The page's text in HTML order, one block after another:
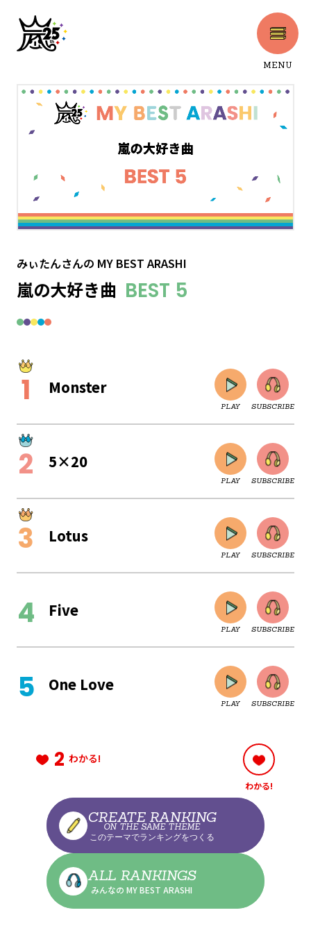
MENU
みぃたんさんの MY BEST ARASHI
嵐の大好き曲 BEST 5
Monster
PLAY SUBSCRIBE
5×20
PLAY SUBSCRIBE
Lotus
PLAY SUBSCRIBE
Five
PLAY SUBSCRIBE
CLOSE
One Love
PLAY SUBSCRIBE
CLOSE
2 わかる!
わかる!
CREATE RANKING
ON THE SAME THEME
このテーマでランキングをつくる
ALL RANKINGS
みんなの MY BEST ARASHI